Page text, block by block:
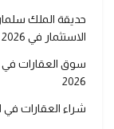
حديقة الملك
الاستثمار في 2026
سوق العقارات في
2026
شراء العقارات في